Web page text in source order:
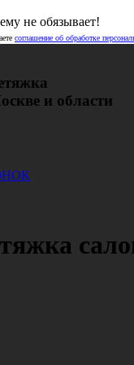
не обязывает!
соглашение об обработке
и области